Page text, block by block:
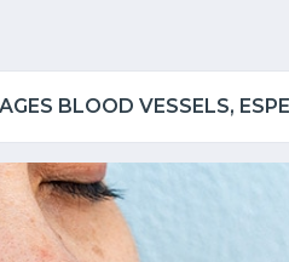
BLOOD VESSELS,